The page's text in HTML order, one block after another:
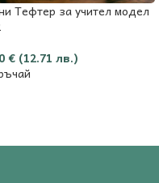
Тефтер за учител модел
€ (12.71 лв.)